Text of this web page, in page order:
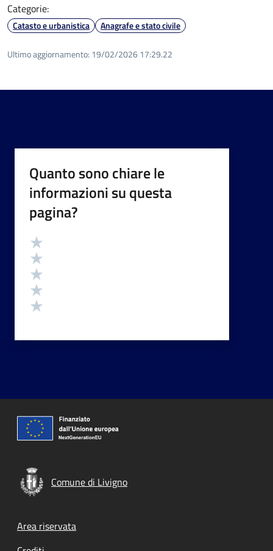
Categorie:
Catasto e urbanistica Anagrafe e stato civile
Ultimo aggiornamento: 19/02/2026 17:29.22
Quanto sono chiare le
informazioni su questa
pagina?
Valutazione
Comune di Livigno
Footer menu
Area riservata